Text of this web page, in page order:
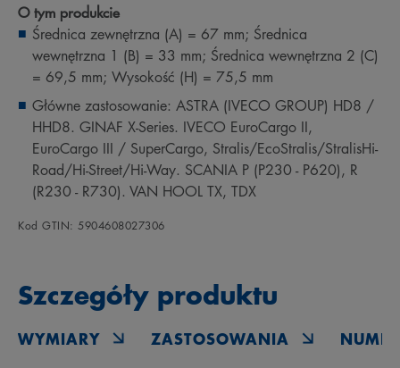
O tym produkcie
Średnica zewnętrzna (A) = 67 mm; Średnica
wewnętrzna 1 (B) = 33 mm; Średnica wewnętrzna 2 (C)
= 69,5 mm; Wysokość (H) = 75,5 mm
Główne zastosowanie: ASTRA (IVECO GROUP) HD8 /
HHD8. GINAF X-Series. IVECO EuroCargo II,
EuroCargo III / SuperCargo, Stralis/EcoStralis/StralisHi-
Road/Hi-Street/Hi-Way. SCANIA P (P230 - P620), R
(R230 - R730). VAN HOOL TX, TDX
Kod GTIN: 5904608027306
Szczegóły produktu
WYMIARY ZASTOSOWANIA